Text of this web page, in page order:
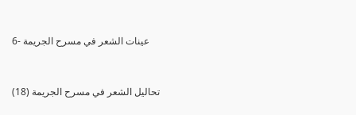
6- عينات الشعر في مسرح الجريمة
(18) تحاليل الشعر في مسرح الجريمة